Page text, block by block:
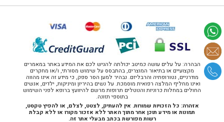
הבהרה: על עלים עושה כמיטב יכולתה להגיש לכם את המידע באתר במאמרים
מקצועיים או בתיאור המוצרים, בהתבסס על שימוש מסורתי, ו/או מחקרים
מודרניים, נטורופתיה והרבליזם. נבהיר למען הסר ספק, כי מידע זה אינו מהווה
ואינו מחליף המלצה רפואית מוסמכת. על נשים בהיריון ומיניקות, ילדים, אנשים
החולים במחלות כרוניות והנוטלים תרופות מרשם להיוועץ ברופא לפני השימוש
בתוספי תזונה.
אזהרה: כל הזכויות שמורות. אין להעתיק, לצטט, לצלם, או להפיץ טקסט,
תמונות או מידע תוכן אחר מתוך האתר ללא אזכור מקורו או ללא קבלת
רשות מפורשת בכתב מבעלי אתר זה.